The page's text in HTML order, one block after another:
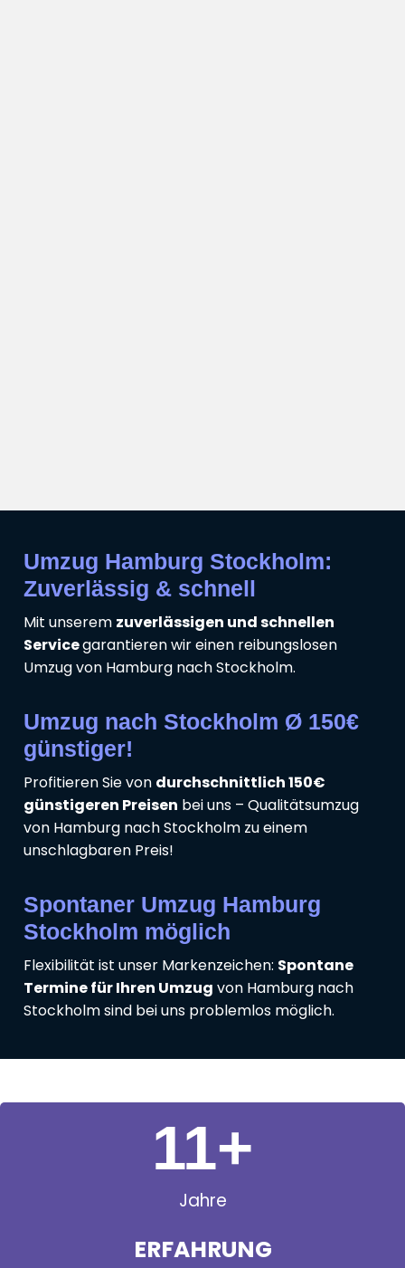
Umzug Hamburg Stockholm:
Zuverlässig & schnell
Mit unserem zuverlässigen und schnellen
Servicegarantieren wir einen reibungslosen
Umzug von Hamburg nach Stockholm.
Umzug nach Stockholm Ø 150€
günstiger!
Profitieren Sie von durchschnittlich 150€
günstigeren Preisen bei uns – Qualitätsumzug
von Hamburg nach Stockholm zu einem
unschlagbaren Preis!
Spontaner Umzug Hamburg
Stockholm möglich
Flexibilität ist unser Markenzeichen: Spontane
Termine für Ihren Umzug von Hamburg nach
Stockholm sind bei uns problemlos möglich.
Jahre
ERFAHRUNG
11+